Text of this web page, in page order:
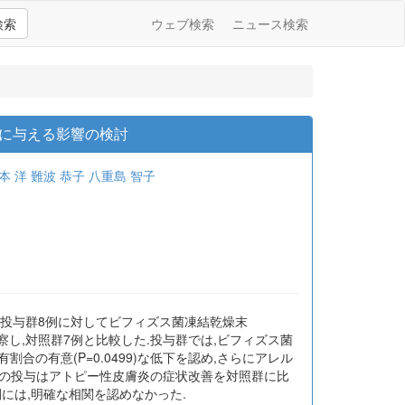
索 ウェブ検索 ニュース検索
与える影響の検討
洋 難波 恭子 八重島 智子
与群8例に対してビフィズス菌凍結乾燥末
,対照群7例と比較した.投与群では,ビフィズス菌
割合の有意(P=0.0499)な低下を認め,さらにアレル
与はアトピー性皮膚炎の症状改善を対照群に比
は,明確な相関を認めなかった.